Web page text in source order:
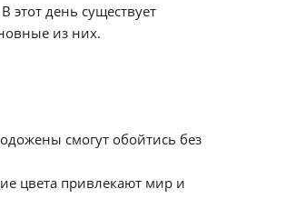
этот день существует
из них.
смогут обойтись без
цвета привлекают мир и